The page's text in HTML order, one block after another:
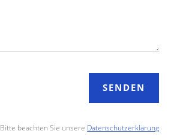
SENDEN
Bitte beachten Sie unsere Datenschutzerklärung